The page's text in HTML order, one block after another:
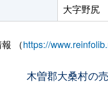
大字野尻
（https://
木曽郡大桑村の